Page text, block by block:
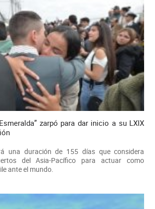
zarpó para dar inicio a su LXIX
una duración de 155 días que considera
del Asia-Pacífico para actuar como
ante el mundo.